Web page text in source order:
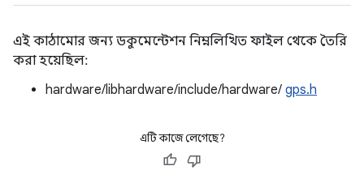
এই কাঠামোর জন্য ডকুমেন্টেশন নিম্নলিখিত ফাইল থেকে তৈরি
করা হয়েছিল:
hardware/libhardware/include/hardware/ gps.h
এটি কাজে লেগেছে?